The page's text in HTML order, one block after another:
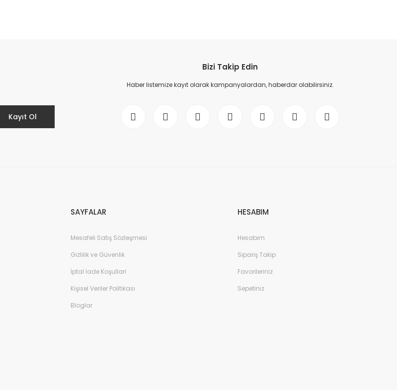
Kayıt Ol
Bizi Takip Edin
Haber listemize kayıt olarak kampanyalardan, haberdar olabilirsiniz.
SAYFALAR
Mesafeli Satış Sözleşmesi
Gizlilik ve Güvenlik
İptal İade Koşullari
Kişisel Veriler Politikası
Bloglar
HESABIM
Hesabım
Sipariş Takip
Favorileriniz
Sepetiniz